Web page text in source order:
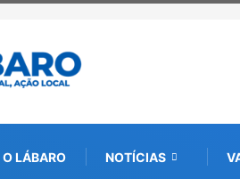
O LÁBARO NOTÍCIAS